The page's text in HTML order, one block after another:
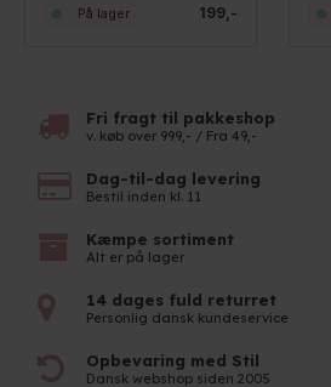
199,-
På lager
Fri fragt til pakkeshop
v. køb over 999,- / Fra 49,-
Dag-til-dag levering
Bestil inden kl. 11
Kæmpe sortiment
Alt er på lager
14 dages fuld returret
Personlig dansk kundeservice
Opbevaring med Stil
Dansk webshop siden 2005